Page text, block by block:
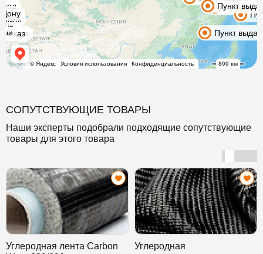
СОПУТСТВУЮЩИЕ ТОВАРЫ
Наши эксперты подобрали подходящие сопутствующие
товары для этого товара
Углеродная лента Carbon
Углеродная